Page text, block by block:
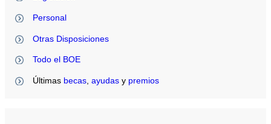
Personal
Otras Disposiciones
Todo el BOE
Últimas becas ,ayudas y premios